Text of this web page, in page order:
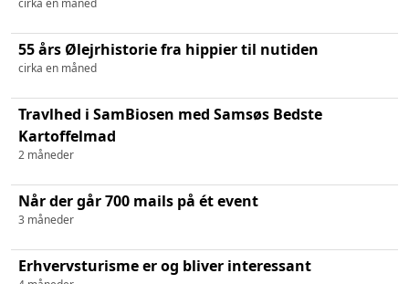
55 års Ølejrhistorie fra hippier til nutiden
cirka en måned
Travlhed i SamBiosen med Samsøs Bedste
Kartoffelmad
2 måneder
Når der går 700 mails på ét event
3 måneder
Erhvervsturisme er og bliver interessant